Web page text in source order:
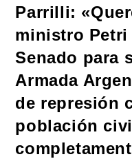
Con
Suizo
Parrilli:
ministro Petri
Senado para
Armada
de represión
población